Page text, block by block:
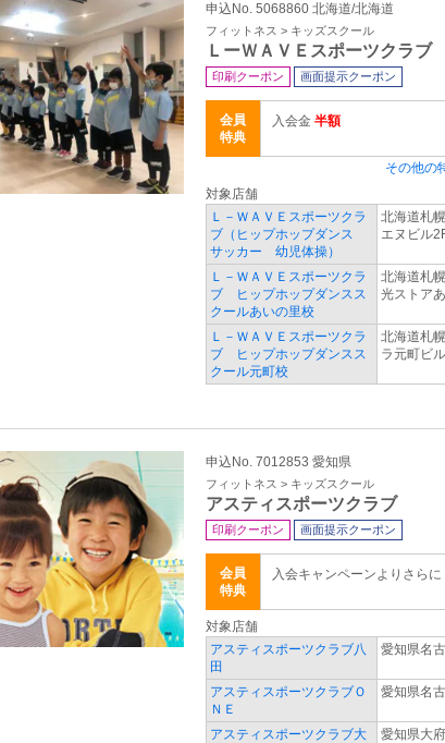
申込No. 5068860 北海道/北海道
フィットネス > キッズスクール
ＬーＷＡＶＥスポーツクラブ
印刷クーポン 画面提示クーポン
会員
特典
入会金 半額
その他の
対象店舗
Ｌ－ＷＡＶＥスポーツクラ
ブ（ヒップホップダンス
サッカー 幼児体操）
北海道札
エヌビル
Ｌ－ＷＡＶＥスポーツクラ
ブ ヒップホップダンスス
クールあいの里校
北海道札
光ストア
Ｌ－ＷＡＶＥスポーツクラ
ブ ヒップホップダンスス
クール元町校
北海道札
ラ元町ビル
申込No. 7012853 愛知県
フィットネス > キッズスクール
アスティスポーツクラブ
印刷クーポン 画面提示クーポン
会員
特典
入会キャンペーンよりさらに
対象店舗
アスティスポーツクラブ八
田
愛知県名
アスティスポーツクラブＯ
ＮＥ
愛知県名
アスティスポーツクラブ大
愛知県大